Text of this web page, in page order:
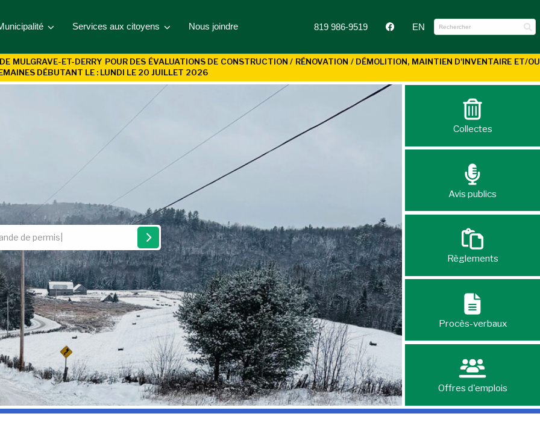
Services aux citoyens Nous joindre 819 986-9519 EN
MULGRAVE-ET-DERRY POUR DES ÉVALUATIONS DE CONSTRUCTION / RÉNOVATION / DÉMOLITION, MAINTIEN D'INVENTAIRE ET/OU
DÉBUTANT LE : LUNDI LE 20 JUILLET 2026
Collectes
Avis publics
Règlements
Procès-verbaux
Offres d'emplois